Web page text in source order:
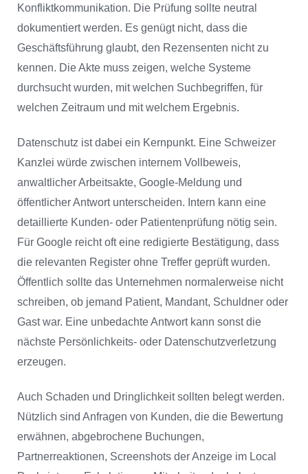
Konfliktkommunikation. Die Prüfung sollte neutral
dokumentiert werden. Es genügt nicht, dass die
Geschäftsführung glaubt, den Rezensenten nicht zu
kennen. Die Akte muss zeigen, welche Systeme
durchsucht wurden, mit welchen Suchbegriffen, für
welchen Zeitraum und mit welchem Ergebnis.
Datenschutz ist dabei ein Kernpunkt. Eine Schweizer
Kanzlei würde zwischen internem Vollbeweis,
anwaltlicher Arbeitsakte, Google-Meldung und
öffentlicher Antwort unterscheiden. Intern kann eine
detaillierte Kunden- oder Patientenprüfung nötig sein.
Für Google reicht oft eine redigierte Bestätigung, dass
die relevanten Register ohne Treffer geprüft wurden.
Öffentlich sollte das Unternehmen normalerweise nicht
schreiben, ob jemand Patient, Mandant, Schuldner oder
Gast war. Eine unbedachte Antwort kann sonst die
nächste Persönlichkeits- oder Datenschutzverletzung
erzeugen.
Auch Schaden und Dringlichkeit sollten belegt werden.
Nützlich sind Anfragen von Kunden, die die Bewertung
erwähnen, abgebrochene Buchungen,
Partnerreaktionen, Screenshots der Anzeige im Local